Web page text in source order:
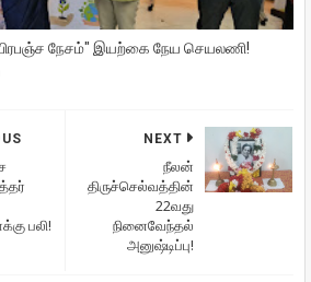
நேசம்" இயற்கை நேய செயலணி!
NEXT
நீலன்
திருச்செல்வத்தின்
22வது
நினைவேந்தல்
அனுஷ்டிப்பு!
பலி!